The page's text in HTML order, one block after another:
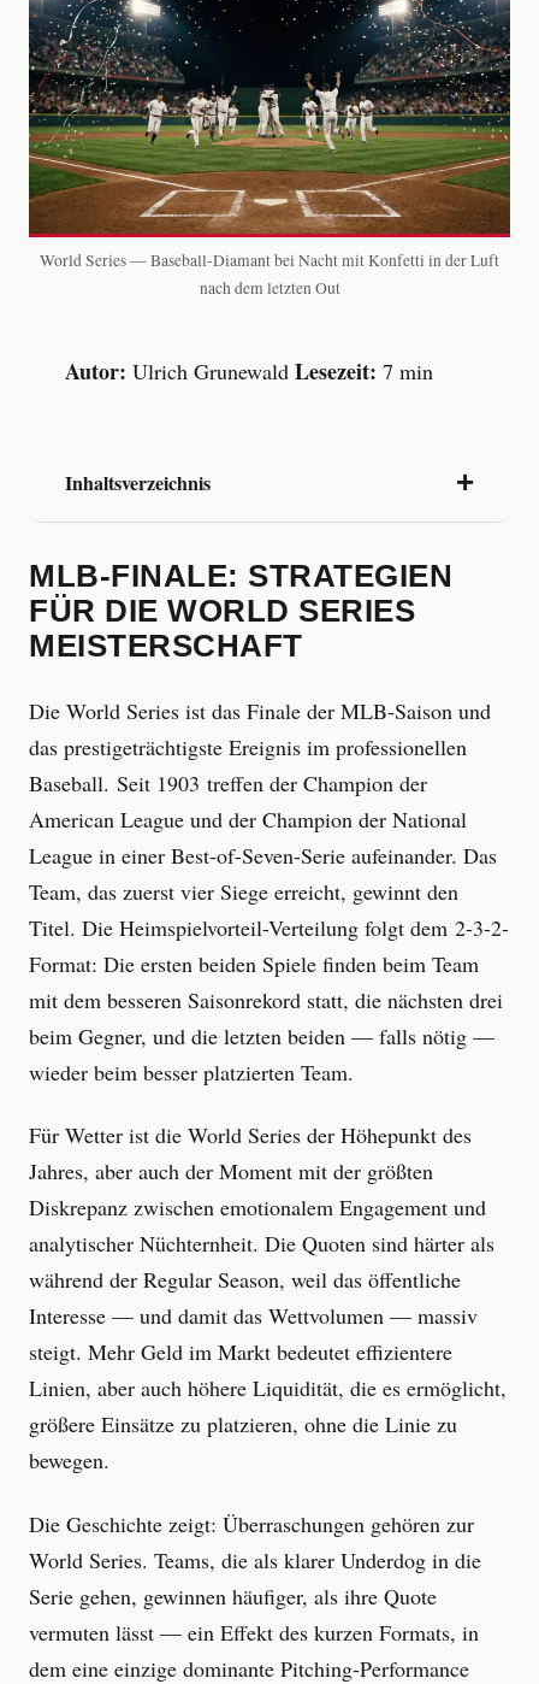
World Series — Baseball-Diamant bei Nacht mit Konfetti in der Luft
nach dem letzten Out
Autor: Ulrich Grunewald Lesezeit: 7 min
Inhaltsverzeichnis
MLB-FINALE: STRATEGIEN
FÜR DIE WORLD SERIES
MEISTERSCHAFT
Die World Series ist das Finale der MLB-Saison und
das prestigeträchtigste Ereignis im professionellen
Baseball. Seit 1903 treffen der Champion der
American League und der Champion der National
League in einer Best-of-Seven-Serie aufeinander. Das
Team, das zuerst vier Siege erreicht, gewinnt den
Titel. Die Heimspielvorteil-Verteilung folgt dem 2-3-2-
Format: Die ersten beiden Spiele finden beim Team
mit dem besseren Saisonrekord statt, die nächsten drei
beim Gegner, und die letzten beiden — falls nötig —
wieder beim besser platzierten Team.
Für Wetter ist die World Series der Höhepunkt des
Jahres, aber auch der Moment mit der größten
Diskrepanz zwischen emotionalem Engagement und
analytischer Nüchternheit. Die Quoten sind härter als
während der Regular Season, weil das öffentliche
Interesse — und damit das Wettvolumen — massiv
steigt. Mehr Geld im Markt bedeutet effizientere
Linien, aber auch höhere Liquidität, die es ermöglicht,
größere Einsätze zu platzieren, ohne die Linie zu
bewegen.
Die Geschichte zeigt: Überraschungen gehören zur
World Series. Teams, die als klarer Underdog in die
Serie gehen, gewinnen häufiger, als ihre Quote
vermuten lässt — ein Effekt des kurzen Formats, in
dem eine einzige dominante Pitching-Performance